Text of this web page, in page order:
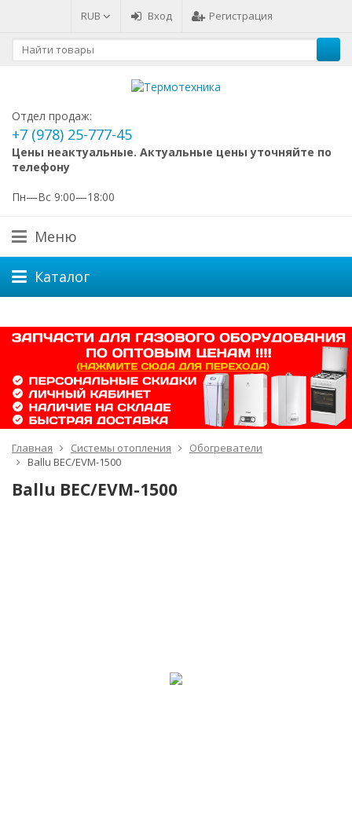
RUB Вход Регистрация
Отдел продаж:
+7 (978) 25-777-45
Цены неактуальные. Актуальные цены уточняйте по
телефону
Пн—Вс 9:00—18:00
Меню
Каталог
Главная Системы отопления
Обогреватели
Ballu BEC/EVM-1500
Ballu BEC/EVM-1500